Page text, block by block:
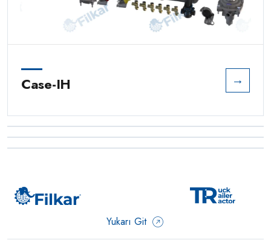
Case-IH →
0 ÜRÜN
Claas →
Deutz-Fahr →
Fendt →
Yukarı Git